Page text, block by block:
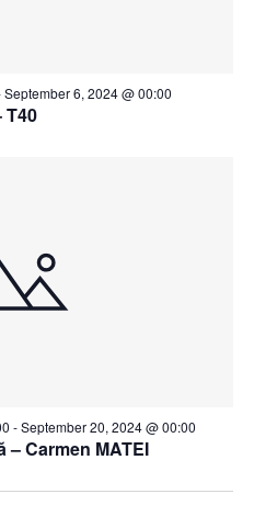
T40
September 6, 2024 @ 00:00
– Carmen MATEI
-September 20, 2024 @ 00:00